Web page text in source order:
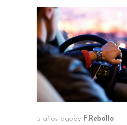
5 años agoby F.Rebollo